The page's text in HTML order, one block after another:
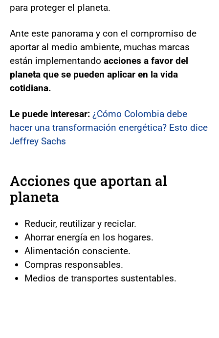
para proteger el planeta.
Ante este panorama y con el compromiso de
aportar al medio ambiente, muchas marcas
están implementando acciones a favor del
planeta que se pueden aplicar en la vida
cotidiana.
Le puede interesar: ¿Cómo Colombia debe
hacer una transformación energética? Esto dice
Jeffrey Sachs
Acciones que aportan al
planeta
Reducir, reutilizar y reciclar.
Ahorrar energía en los hogares.
Alimentación consciente.
Compras responsables.
Medios de transportes sustentables.